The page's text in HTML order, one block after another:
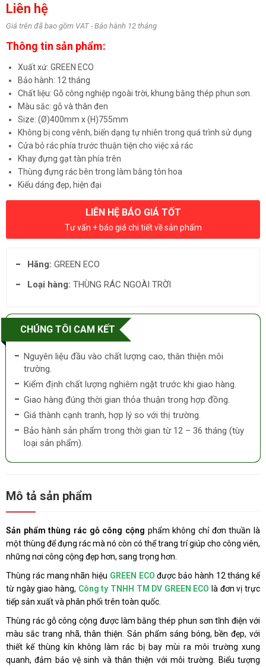
Liên hệ
Giá trên đã bao gồm VAT - Bảo hành 12 tháng
Thông tin sản phẩm:
Xuất xứ: GREEN ECO
Bảo hành: 12 tháng
Chất liệu: Gỗ công nghiệp ngoài trời, khung bằng thép phun sơn.
Màu sắc: gỗ và thân đen
Size: (Ø)400mm x (H)755mm
Không bị cong vênh, biến dạng tự nhiên trong quá trình sử dụng
Cửa bỏ rác phía trước thuận tiện cho việc xả rác
Khay đựng gạt tàn phía trên
Thùng đựng rác bên trong làm bằng tôn hoa
Kiểu dáng đẹp, hiện đại
LIÊN HỆ BÁO GIÁ TỐT
Tư vấn + báo giá chi tiết về sản phẩm
Hãng: GREEN ECO
Loại hàng: THÙNG RÁC NGOÀI TRỜI
CHÚNG TÔI CAM KẾT
Nguyên liệu đầu vào chất lượng cao, thân thiện môi
trường.
Kiểm định chất lượng nghiêm ngặt trước khi giao hàng.
Giao hàng đúng thời gian thỏa thuận trong hợp đồng.
Giá thành cạnh tranh, hợp lý so với thị trường.
Bảo hành sản phẩm trong thời gian từ 12 – 36 tháng (tùy
loại sản phẩm).
Mô tả sản phẩm
Sản phẩm thùng rác gỗ công cộng phẩm không chỉ đơn thuần là
một thùng để đựng rác mà nó còn có thể trang trí giúp cho công viên,
những nơi công cộng đẹp hơn, sang trọng hơn.
Thùng rác mang nhãn hiệu GREEN ECOđược bảo hành 12 tháng kể
từ ngày giao hàng, Công ty TNHH TM DV GREEN ECO là đơn vị trực
tiếp sản xuất và phân phối trên toàn quốc.
Thùng rác gỗ công cộng được làm bằng thép phun sơn tĩnh điện với
màu sắc trang nhã, thân thiện. Sản phẩm sáng bóng, bền đẹp, với
thiết kế thùng kín không làm rác bị bay mùi ra môi trường xung
quanh, đảm bảo vệ sinh và thân thiện với môi trường. Biểu tượng